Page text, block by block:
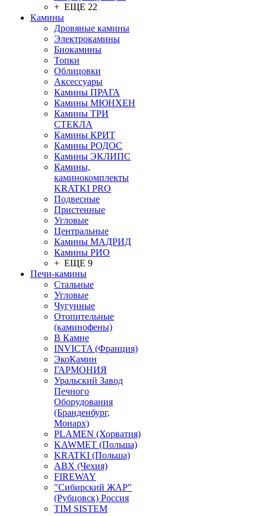
+ ЕЩЕ 22
Камины
Дровяные камины
Электрокамины
Биокамины
Топки
Облицовки
Аксессуары
Камины ПРАГА
Камины МЮНХЕН
Камины ТРИ
СТЕКЛА
Камины КРИТ
Камины РОДОС
Камины ЭКЛИПС
Камины,
каминокомплекты
KRATKI PRO
Подвесные
Пристенные
Угловые
Центральные
Камины МАДРИД
Камины РИО
+ ЕЩЕ 9
Печи-камины
Стальные
Угловые
Чугунные
Отопительные
(каминофены)
В Камне
INVICTA (Франция)
ЭкоКамин
ГАРМОНИЯ
Уральский Завод
Печного
Оборудования
(Бранденбург,
Монарх)
PLAMEN (Хорватия)
KAWMET (Польша)
KRATKI (Польша)
ABX (Чехия)
FIREWAY
"Сибирский ЖАР"
(Рубцовск) Россия
TIM SISTEM